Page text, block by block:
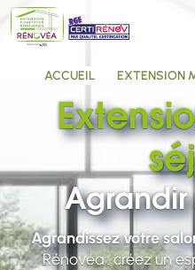
ACCUEIL EXTENSION
Agrandir
Agrandissez votre
Rénovéa : créez un